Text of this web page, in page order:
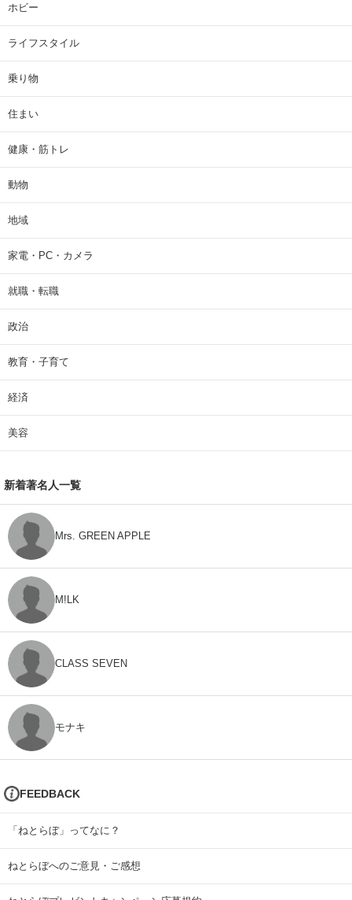
ホビー
ライフスタイル
乗り物
住まい
健康・筋トレ
動物
地域
家電・PC・カメラ
就職・転職
政治
教育・子育て
経済
美容
新着著名人一覧
Mrs. GREEN APPLE
M!LK
CLASS SEVEN
モナキ
FEEDBACK
「ねとらぼ」ってなに？
ねとらぼへのご意見・ご感想